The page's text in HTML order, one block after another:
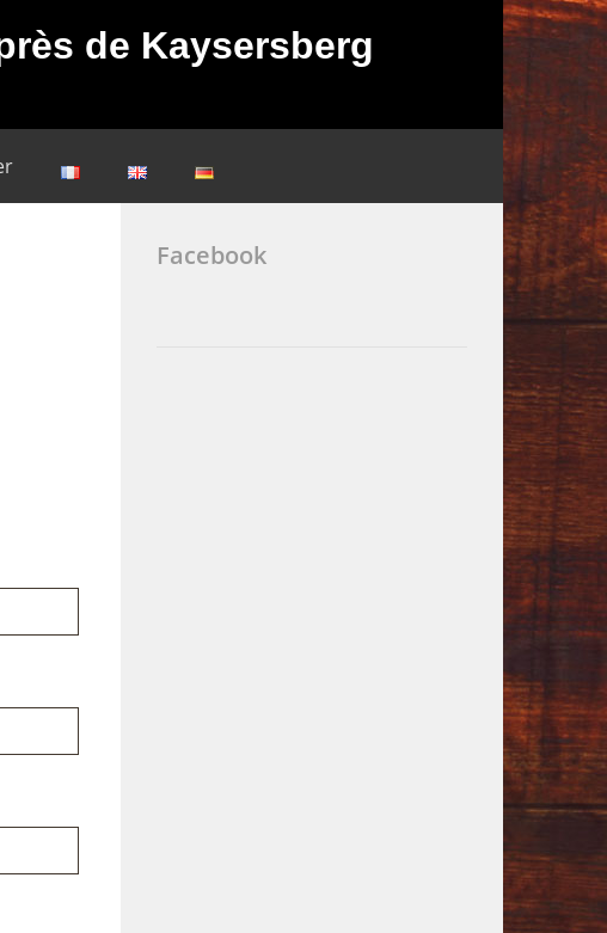
de Kaysersberg
Facebook